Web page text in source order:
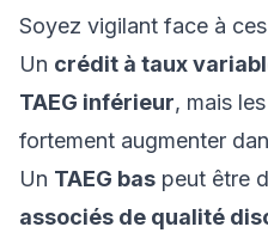
Soyez vigilant face à
Un crédit à taux
TAEG inférieur, mais
fortement augmenter
Un TAEG bas peut être
associés de qualité